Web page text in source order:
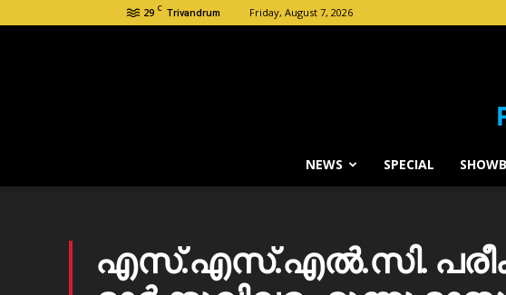
29 C Trivandrum Friday, August 7, 2026
NEWS SPECIAL
എസ്.എസ്.എല്‍.സി.